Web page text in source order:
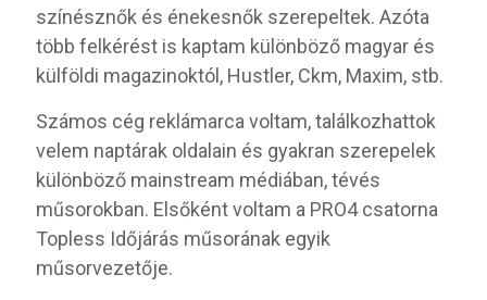
színésznők és énekesnők szerepeltek. Azóta
több felkérést is kaptam különböző magyar és
külföldi magazinoktól, Hustler, Ckm, Maxim, stb.
Számos cég reklámarca voltam, találkozhattok
velem naptárak oldalain és gyakran szerepelek
különböző mainstream médiában, tévés
műsorokban. Elsőként voltam a PRO4 csatorna
Topless Időjárás műsorának egyik
műsorvezetője.